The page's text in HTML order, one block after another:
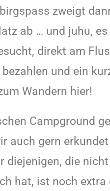
zweigt
ab … und juhu,
direkt am
und ein
Wandern hier!
Campground
auch gern
diejenigen, die
hat, ist noch